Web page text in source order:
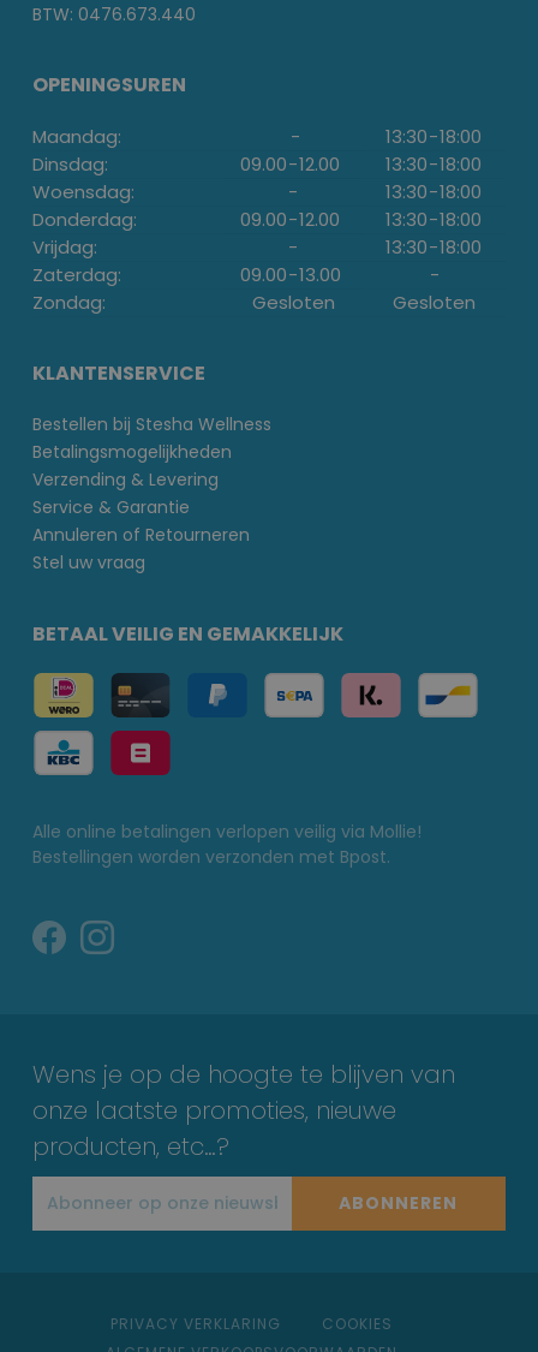
BTW: 0476.673.440
OPENINGSUREN
Maandag: - 13:30-18:00
Dinsdag:
09.00-12.00 13:30-18:00
Woensdag:
- 13:30-18:00
Donderdag:
09.00-12.00 13:30-18:00
Vrijdag:
- 13:30-18:00
Zaterdag:
09.00-13.00
-
Zondag:
Gesloten Gesloten
KLANTENSERVICE
Bestellen bij Stesha Wellness
Betalingsmogelijkheden
Verzending & Levering
Service & Garantie
Annuleren of Retourneren
Stel uw vraag
BETAAL VEILIG EN GEMAKKELIJK
Alle online betalingen verlopen veilig via Mollie!
Bestellingen worden verzonden met Bpost.
Wens je op de hoogte te blijven van
onze laatste promoties, nieuwe
producten, etc…?
ABONNEREN
PRIVACY VERKLARING
COOKIES